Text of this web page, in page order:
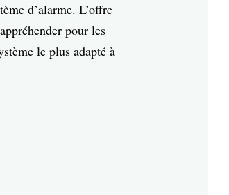
d’alarme. L’offre
pour les
le plus adapté à